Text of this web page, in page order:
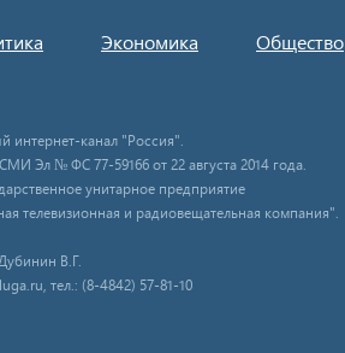
Экономика Общество
интернет-канал "Россия".
Эл № ФС 77-59166 от 22 августа 2014 года.
унитарное предприятие
телевизионная и радиовещательная компания".
В.Г.
тел.: (8-4842) 57-81-10